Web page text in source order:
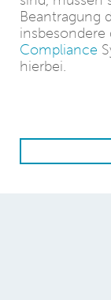
Beantragung
insbesondere
Compliance
hierbei.